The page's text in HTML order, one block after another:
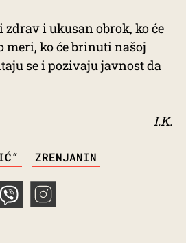
zdrav i ukusan obrok, ko će
meri, ko će brinuti našoj
se i pozivaju javnost da
I.K.
ZRENJANIN